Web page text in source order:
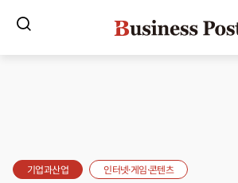
기업과산업 인터넷·게임·콘텐츠